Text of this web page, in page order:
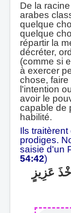
De la
arabes
quelque
quelque
répartir la
décréter,
(comme si
à exercer
chose,
l'intention
avoir le
capable de
habilité.
Ils
prodiges.
saisie d'un
54:42)
عَزِيزٍ